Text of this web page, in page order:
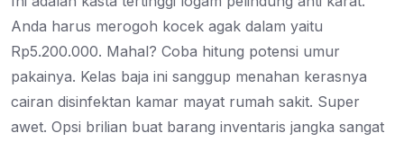
Anda harus merogoh kocek agak dalam yaitu
Rp5.200.000. Mahal? Coba hitung potensi umur
pakainya. Kelas baja ini sanggup menahan kerasnya
cairan disinfektan kamar mayat rumah sakit. Super
awet. Opsi brilian buat barang inventaris jangka sangat